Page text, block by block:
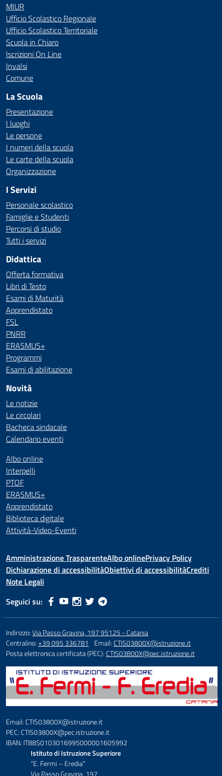
MIUR
Ufficio Scolastico Regionale
Ufficio Scolastico Territoriale
Scuola in Chiaro
Iscrizioni On Line
Invalsi
Comune
La Scuola
Presentazione
I luoghi
Le persone
I numeri della scuola
Le carte della scuola
Organizzazione
I Servizi
Personale scolastico
Famiglie e Studenti
Percorsi di studio
Tutti i servizi
Didattica
Offerta formativa
Libri di Testo
Esami di Maturità
Apprendistato
FSL
PNRR
ERASMUS+
Programmi
Esami di abilitazione
Novità
Le notizie
Le circolari
Bacheca sindacale
Calendario eventi
Albo online
Interpelli
PTOF
ERASMUS+
Apprendistato
Biblioteca digitale
Attività-Video-Eventi
Amministrazione TrasparenteAlbo onlinePrivacy Policy
Dichiarazione di accessibilitàObiettivi di accessibilitàCrediti
Note Legali
Seguici su:
Indirizzo:Via Passo Gravina, 197 95125 - Catania
Centralino:+39 095 336781 Email:CTIS03800X@istruzione.it
Posta elettronica certificata (PEC):CTIS03800X@pec.istruzione.it
Email: CTIS03800X@istruzione.it
PEC: CTIS03800X@pec.istruzione.it
IBAN: IT88S0103016995000001605992
Istituto di Istruzione Superiore
“E. Fermi – Eredia”
Via Passo Gravina, 197